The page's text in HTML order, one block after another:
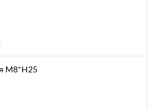
M8*H25